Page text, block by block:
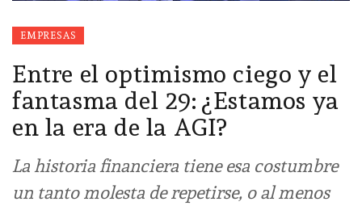
EMPRESAS
Entre el optimismo ciego y el
fantasma del 29: ¿Estamos ya
en la era de la AGI?
La historia financiera tiene esa costumbre
un tanto molesta de repetirse, o al menos